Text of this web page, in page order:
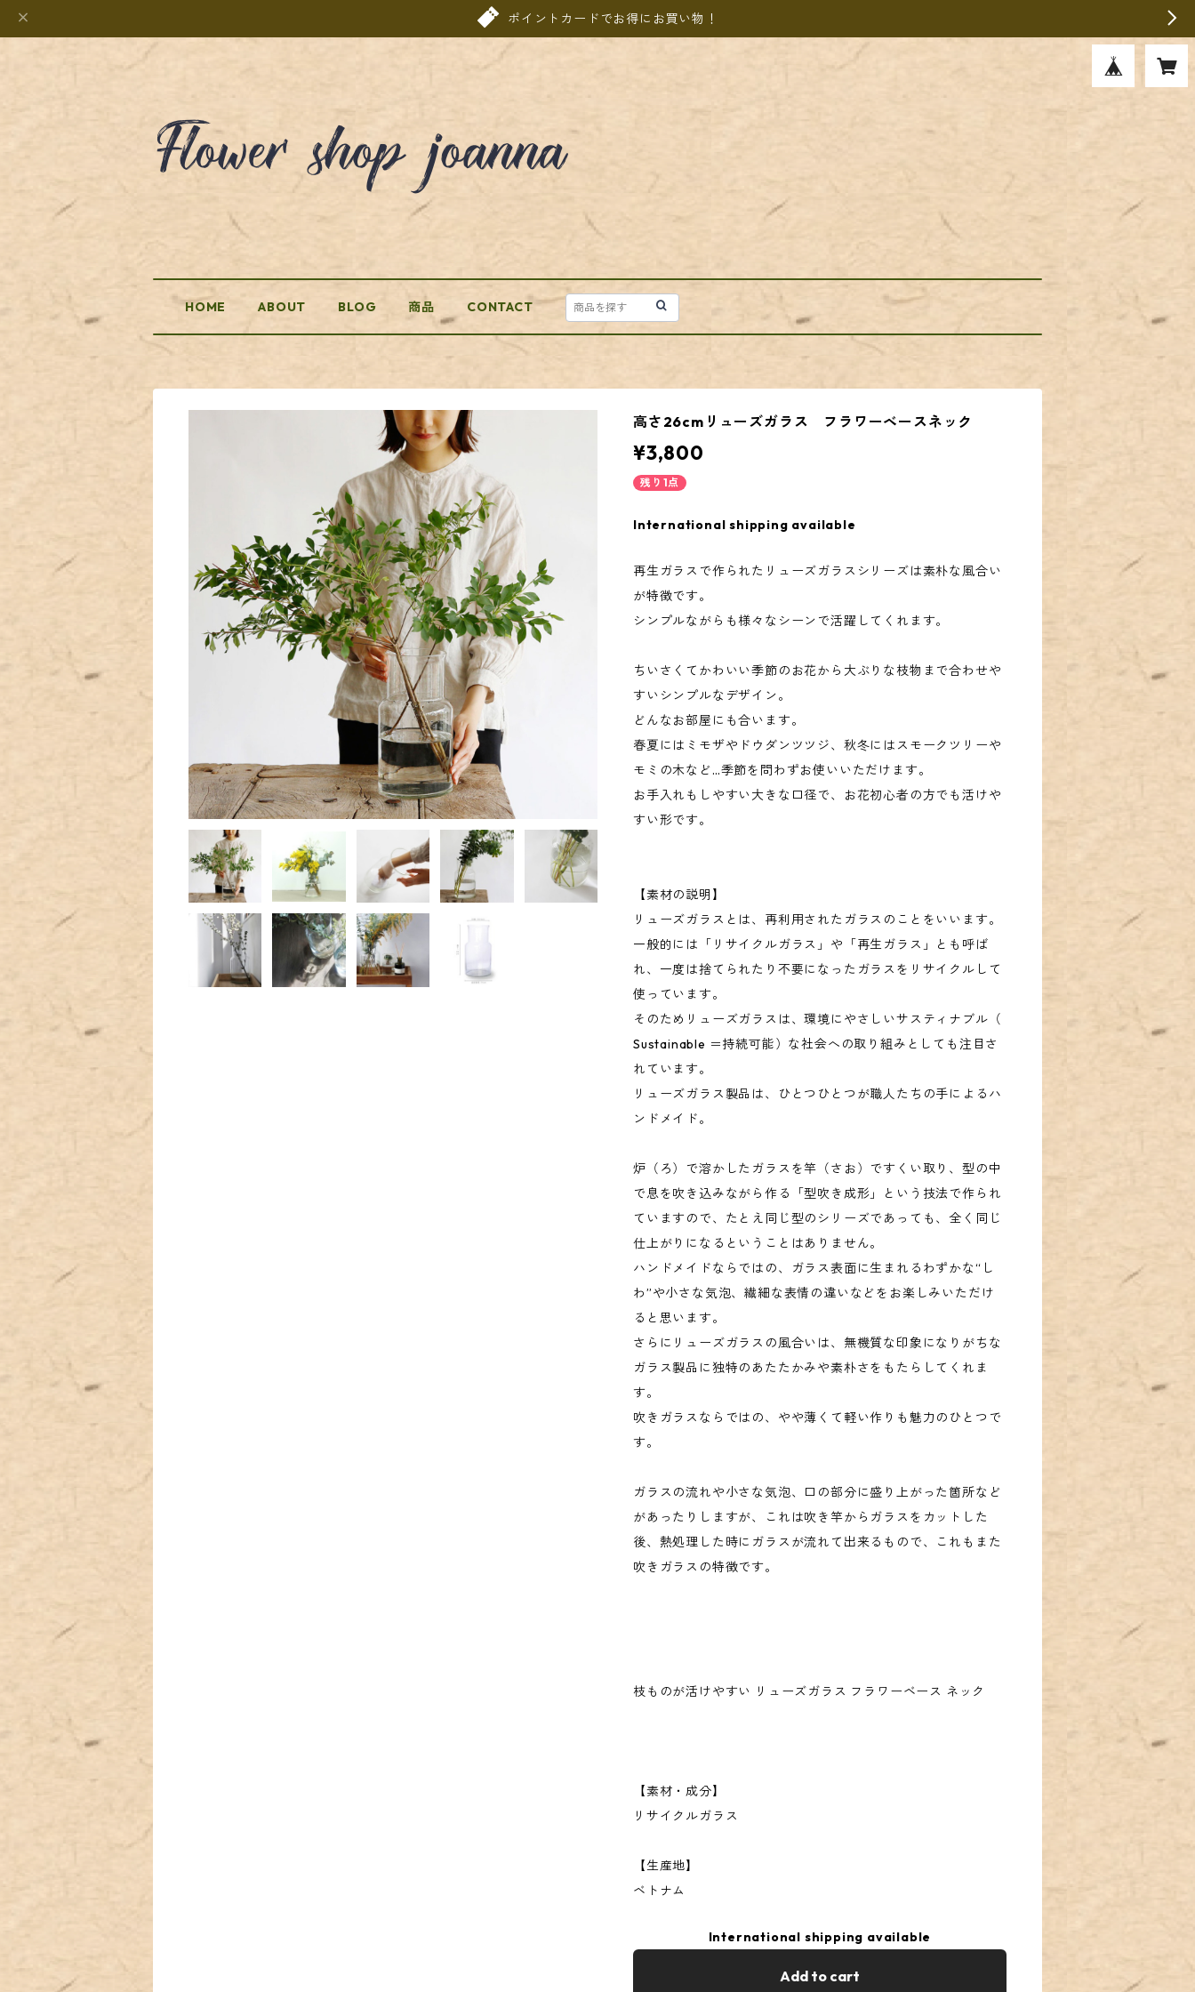
ポイントカードでお得にお買い物！
HOME ABOUT BLOG 商品 CONTACT
高さ26cmリューズガラス フラワーベースネック
¥3,800
残り1点
International shipping available
再生ガラスで作られたリューズガラスシリーズは素朴な風合い
が特徴です。
シンプルながらも様々なシーンで活躍してくれます。
ちいさくてかわいい季節のお花から大ぶりな枝物まで合わせや
すいシンプルなデザイン。
どんなお部屋にも合います。
春夏にはミモザやドウダンツツジ、秋冬にはスモークツリーや
モミの木など…季節を問わずお使いいただけます。
お手入れもしやすい大きな口径で、お花初心者の方でも活けや
すい形です。
【素材の説明】
リューズガラスとは、再利用されたガラスのことをいいます。
一般的には「リサイクルガラス」や「再生ガラス」とも呼ば
れ、一度は捨てられたり不要になったガラスをリサイクルして
使っています。
そのためリューズガラスは、環境にやさしいサスティナブル（
Sustainable ＝持続可能）な社会への取り組みとしても注目さ
れています。
リューズガラス製品は、ひとつひとつが職人たちの手によるハ
ンドメイド。
炉（ろ）で溶かしたガラスを竿（さお）ですくい取り、型の中
で息を吹き込みながら作る「型吹き成形」という技法で作られ
ていますので、たとえ同じ型のシリーズであっても、全く同じ
仕上がりになるということはありません。
ハンドメイドならではの、ガラス表面に生まれるわずかな“し
わ”や小さな気泡、繊細な表情の違いなどをお楽しみいただけ
ると思います。
さらにリューズガラスの風合いは、無機質な印象になりがちな
ガラス製品に独特のあたたかみや素朴さをもたらしてくれま
す。
吹きガラスならではの、やや薄くて軽い作りも魅力のひとつで
す。
ガラスの流れや小さな気泡、口の部分に盛り上がった箇所など
があったりしますが、これは吹き竿からガラスをカットした
後、熱処理した時にガラスが流れて出来るもので、これもまた
吹きガラスの特徴です。
枝ものが活けやすい リューズガラス フラワーベース ネック
【素材・成分】
リサイクルガラス
【生産地】
ベトナム
International shipping available
Add to cart